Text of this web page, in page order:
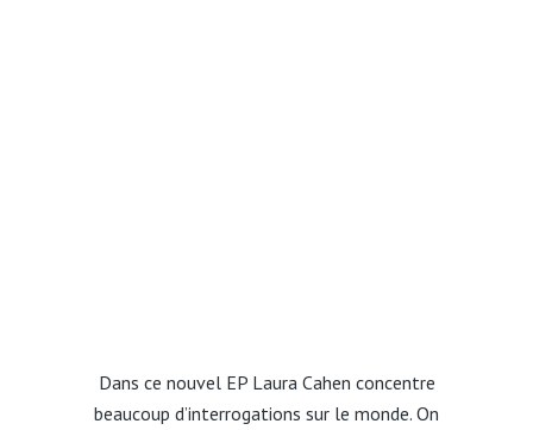
Dans ce nouvel EP Laura Cahen concentre
beaucoup d’interrogations sur le monde. On